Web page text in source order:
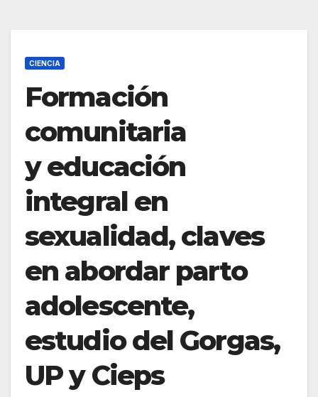
CIENCIA
Formación
comunitaria
y educación
integral en
sexualidad, claves
en abordar parto
adolescente,
estudio del Gorgas,
UP y Cieps